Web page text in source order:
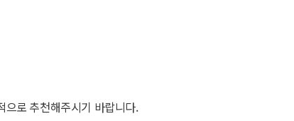
으로 추천해주시기 바랍니다.